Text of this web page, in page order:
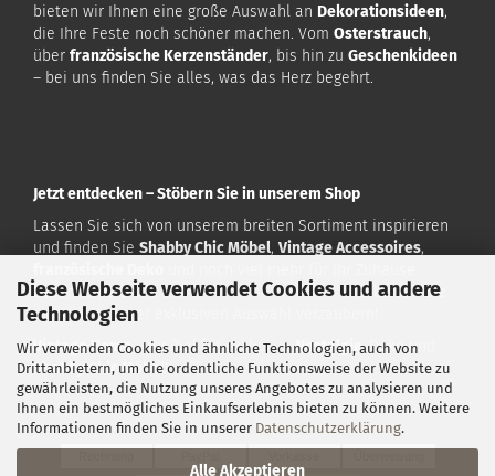
Diese Webseite verwendet Cookies und andere
Technologien
Wir verwenden Cookies und ähnliche Technologien, auch von
Drittanbietern, um die ordentliche Funktionsweise der Website zu
gewährleisten, die Nutzung unseres Angebotes zu analysieren und
Ihnen ein bestmögliches Einkaufserlebnis bieten zu können. Weitere
Informationen finden Sie in unserer Datenschutzerklärung.
Alle Akzeptieren
bieten wir Ihnen eine große Auswahl an Dekorationsideen,
die Ihre Feste noch schöner machen. Vom Osterstrauch,
über französische Kerzenständer, bis hin zu Geschenkideen
– bei uns finden Sie alles, was das Herz begehrt.
Jetzt entdecken – Stöbern Sie in unserem Shop
Lassen Sie sich von unserem breiten Sortiment inspirieren
und finden Sie Shabby Chic Möbel, Vintage Accessoires,
Besuchen Sie uns aufwww.vintagehome.de und lassen Sie
sich von unserer exklusiven Auswahl verzaubern!
Vintage Home– Ihr Ziel für exklusiveNostalgie-Deko und
Shabby Chic Möbel!
Zahlarten: